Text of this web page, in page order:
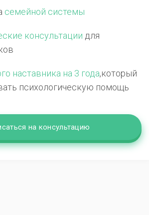
семейной системы
консультации для
наставника на 3 года,который
психологическую помощь
на консультацию